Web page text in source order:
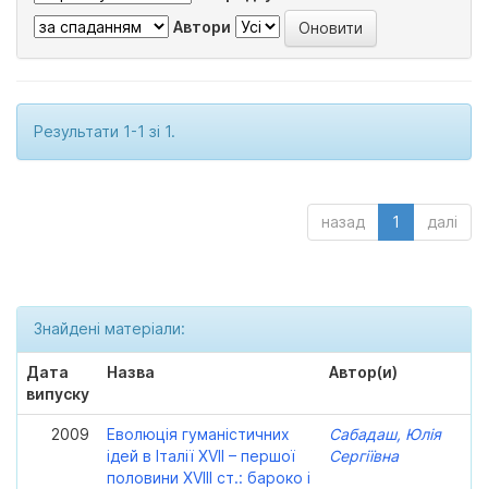
Автори
Результати 1-1 зі 1.
назад 1 далі
Знайдені матеріали:
Дата
випуску
Назва Автор(и)
2009
Еволюція гуманістичних
ідей в Італії XVII – першої
половини XVIII ст.: бароко і
Сабадаш, Юлія
Сергіївна